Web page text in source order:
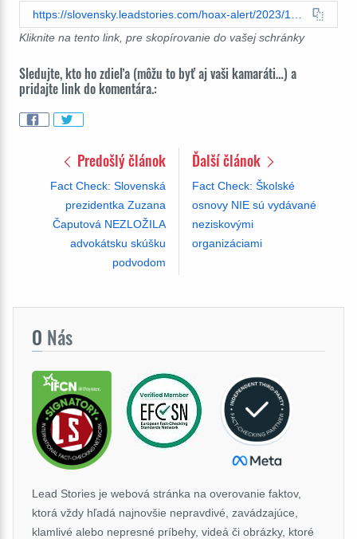
Kliknite na tento link, pre skopírovanie do vašej schránky
Sledujte, kto ho zdieľa (môžu to byť aj vaši kamaráti…) a
pridajte link do komentára.:
Predošlý článok
Fact Check: Slovenská
prezidentka Zuzana
Čaputová NEZLOŽILA
advokátsku skúšku
podvodom
Ďalší článok
Fact Check: Školské
osnovy NIE sú vydávané
neziskovými
organizáciami
O Nás
Lead Stories je webová stránka na overovanie faktov,
ktorá vždy hľadá najnovšie nepravdivé, zavádzajúce,
klamlivé alebo nepresné príbehy, videá či obrázky, ktoré